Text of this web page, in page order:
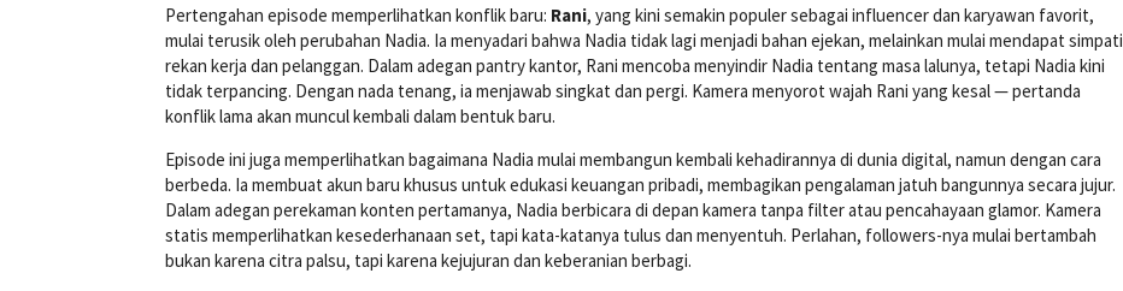
Pertengahan episode memperlihatkan konflik baru: Rani, yang kini semakin populer sebagai influencer dan karyawan favorit,
mulai terusik oleh perubahan Nadia. Ia menyadari bahwa Nadia tidak lagi menjadi bahan ejekan, melainkan mulai mendapat simpati
rekan kerja dan pelanggan. Dalam adegan pantry kantor, Rani mencoba menyindir Nadia tentang masa lalunya, tetapi Nadia kini
tidak terpancing. Dengan nada tenang, ia menjawab singkat dan pergi. Kamera menyorot wajah Rani yang kesal — pertanda
konflik lama akan muncul kembali dalam bentuk baru.
Episode ini juga memperlihatkan bagaimana Nadia mulai membangun kembali kehadirannya di dunia digital, namun dengan cara
berbeda. Ia membuat akun baru khusus untuk edukasi keuangan pribadi, membagikan pengalaman jatuh bangunnya secara jujur.
Dalam adegan perekaman konten pertamanya, Nadia berbicara di depan kamera tanpa filter atau pencahayaan glamor. Kamera
statis memperlihatkan kesederhanaan set, tapi kata-katanya tulus dan menyentuh. Perlahan, followers-nya mulai bertambah
bukan karena citra palsu, tapi karena kejujuran dan keberanian berbagi.